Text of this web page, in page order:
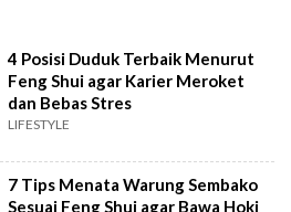
4 Posisi Duduk Terbaik Menurut
Feng Shui agar Karier Meroket
dan Bebas Stres
LIFESTYLE
7 Tips Menata Warung Sembako
Sesuai Feng Shui agar Bawa Hoki